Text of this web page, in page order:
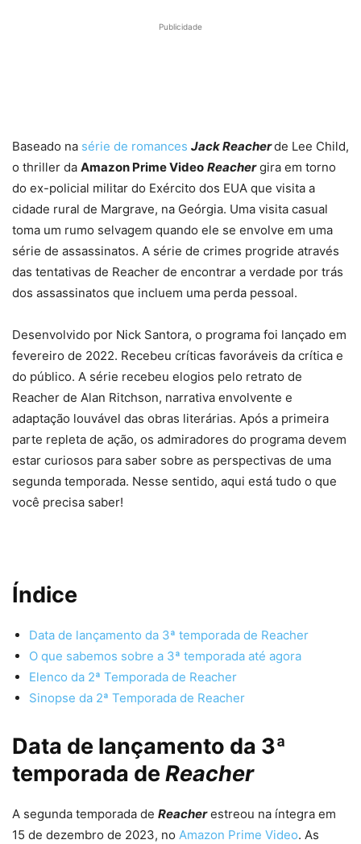
Publicidade
Baseado na série de romances Jack Reacherde Lee Child,
o thriller da Amazon Prime Video Reacher gira em torno
do ex-policial militar do Exército dos EUA que visita a
cidade rural de Margrave, na Geórgia. Uma visita casual
toma um rumo selvagem quando ele se envolve em uma
série de assassinatos. A série de crimes progride através
das tentativas de Reacher de encontrar a verdade por trás
dos assassinatos que incluem uma perda pessoal.
Desenvolvido por Nick Santora, o programa foi lançado em
fevereiro de 2022. Recebeu críticas favoráveis ​​da crítica e
do público. A série recebeu elogios pelo retrato de
Reacher de Alan Ritchson, narrativa envolvente e
adaptação louvável das obras literárias. Após a primeira
parte repleta de ação, os admiradores do programa devem
estar curiosos para saber sobre as perspectivas de uma
segunda temporada. Nesse sentido, aqui está tudo o que
você precisa saber!
Índice
Data de lançamento da 3ª temporada de Reacher
O que sabemos sobre a 3ª temporada até agora
Elenco da 2ª Temporada de Reacher
Sinopse da 2ª Temporada de Reacher
Data de lançamento da 3ª
temporada de Reacher
A segunda temporada de Reacher estreou na íntegra em
15 de dezembro de 2023, no Amazon Prime Video. As